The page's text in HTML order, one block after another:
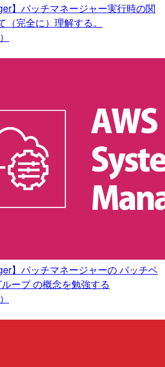
】パッチマネージャー実行時の関
完全に）理解する。
】パッチマネージャーの パッチベ
ープ の概念を勉強する